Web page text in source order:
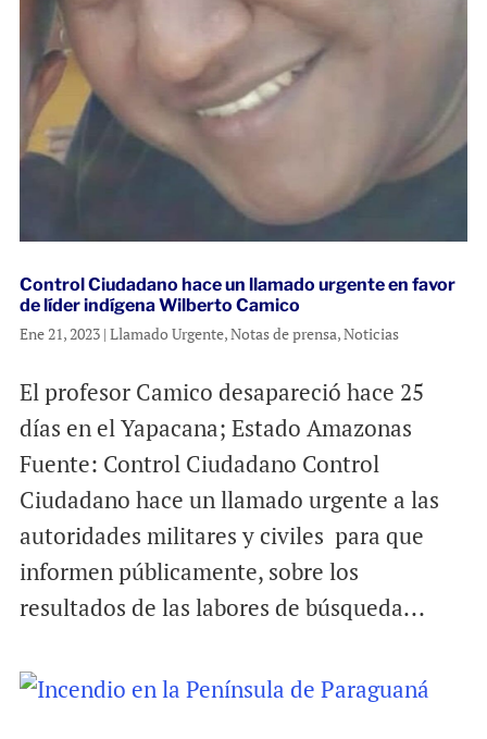
Control Ciudadano hace un llamado urgente en favor
de líder indígena Wilberto Camico
Ene 21, 2023| Llamado Urgente,Notas de prensa,Noticias
El profesor Camico desapareció hace 25
días en el Yapacana; Estado Amazonas
Fuente: Control Ciudadano Control
Ciudadano hace un llamado urgente a las
autoridades militares y civiles para que
informen públicamente, sobre los
resultados de las labores de búsqueda...